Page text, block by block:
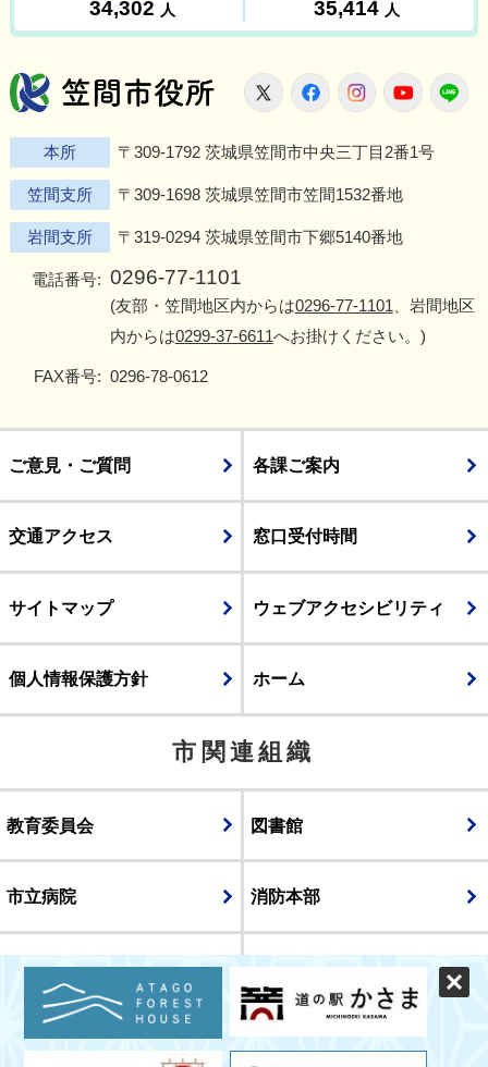
笠間市役所
X FacebookInstagram
本所 〒309-1792 茨城県笠間市中央三丁目2番1号
笠間支所 〒309-1698 茨城県笠間市笠間1532番地
岩間支所 〒319-0294 茨城県笠間市下郷5140番地
電話番号: 0296-77-1101
(友部・笠間地区内からは0296-77-1101 、岩間地区
内からは0299-37-6611へお掛けください。)
FAX番号: 0296-78-0612
ご意見・ご質問 各課ご案内
交通アクセス 窓口受付時間
サイトマップ ウェブアクセシビリティ
個人情報保護方針 ホーム
市関連組織
教育委員会 図書館
市立病院 消防本部
議会
表示 スマートフォン版 パソコン版